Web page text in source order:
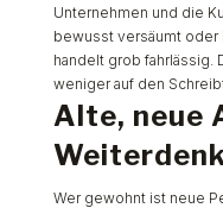
Unternehmen und die
bewusst versäumt oder
handelt grob fahrlässig.
weniger auf den
Alte, neue
Wer gewohnt ist neue